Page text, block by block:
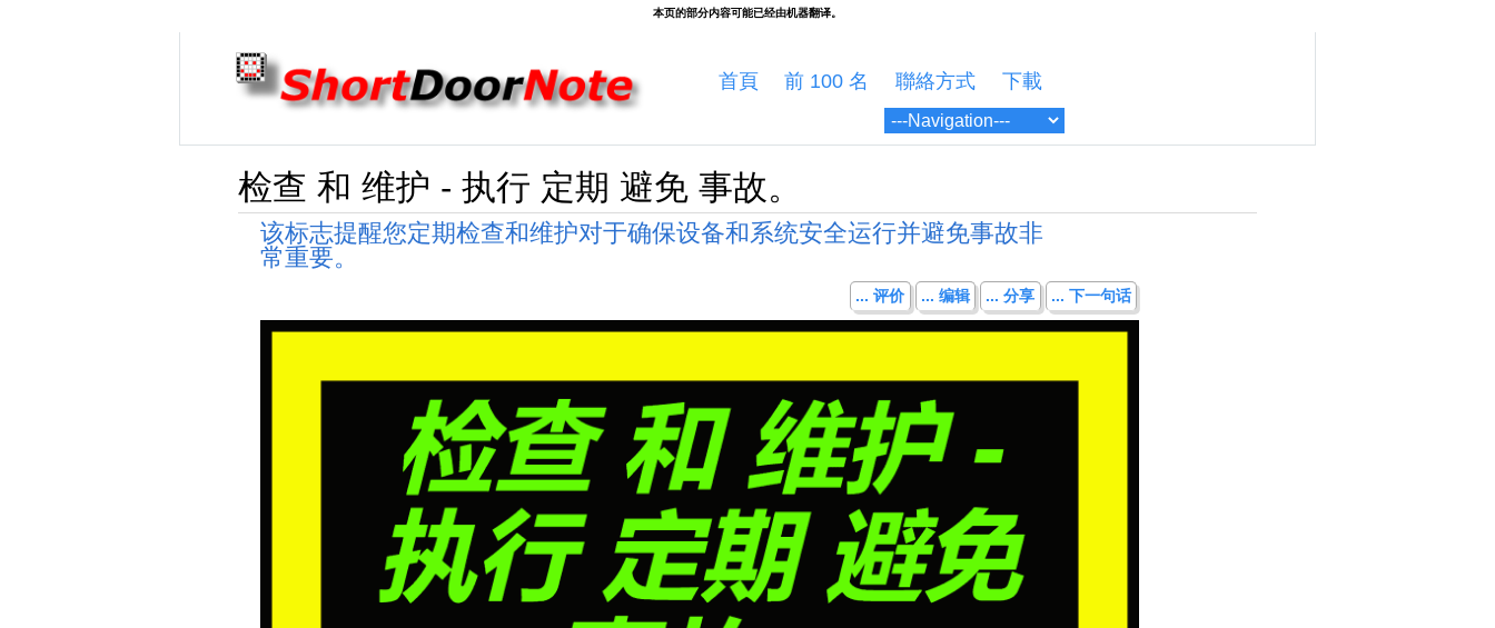
首頁 前 100 名 聯絡方式 下載
检查 和 维护 - 执行 定期 避免 事故。
该标志提醒您定期检查和维护对于确保设备和系统安全运行并避免事故非
常重要。
... 评价 ... 编辑 ... 分享 ... 下一句话